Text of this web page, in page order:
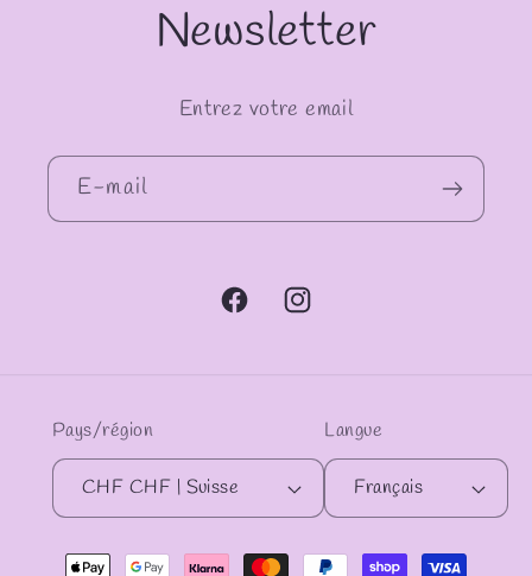
Newsletter
Entrez votre email
E-mail
FacebookInstagram
Pays/région
CHF CHF | Suisse
Langue
Français
Moyens